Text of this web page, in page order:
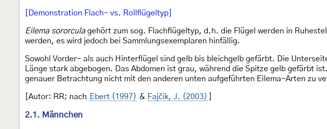
[Demonstration Flach- vs. Rollflügeltyp]
Eilema sororculagehört zum sog. Flachflügeltyp, d.h. die Flügel werden in
werden, es wird jedoch bei Sammlungsexemplaren hinfällig.
Sowohl Vorder- als auch Hinterflügel sind gelb bis bleichgelb gefärbt. Die
Länge stark abgebogen. Das Abdomen ist grau, während die Spitze gelb gefärbt
genauer Betrachtung nicht mit den anderen unten aufgeführten Eilema-Arten zu
[Autor: RR; nach Ebert (1997) & Fajčik, J. (2003)
2.1. Männchen